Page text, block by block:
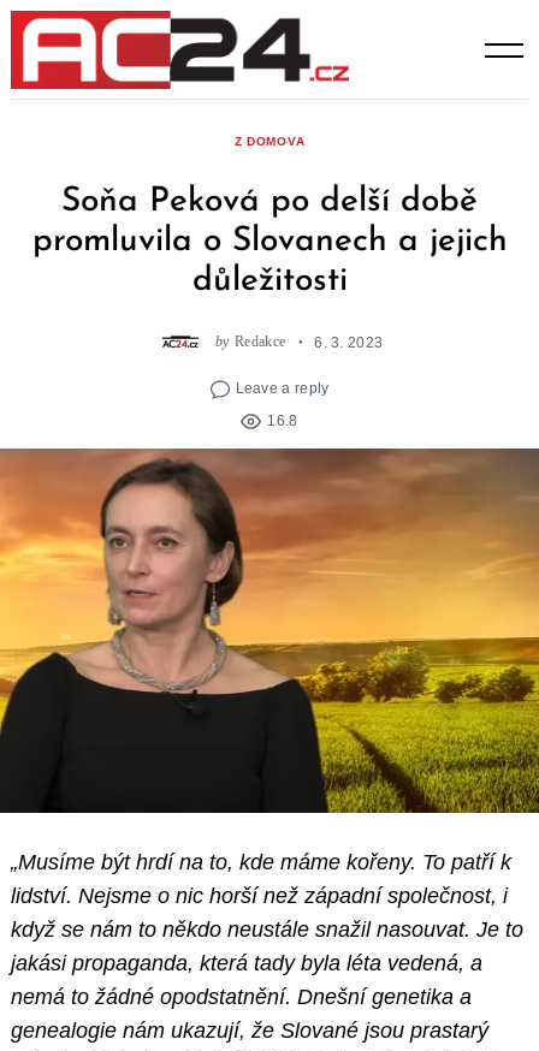
Skip
content
Z DOMOVA
Soňa Peková po delší době
promluvila o Slovanech a jejich
důležitosti
by Redakce 6. 3. 2023
Leave a reply
16.8
„Musíme být hrdí na to, kde máme kořeny. To patří k
lidství. Nejsme o nic horší než západní společnost, i
když se nám to někdo neustále snažil nasouvat. Je to
jakási propaganda, která tady byla léta vedená, a
nemá to žádné opodstatnění. Dnešní genetika a
genealogie nám ukazují, že Slované jsou prastarý